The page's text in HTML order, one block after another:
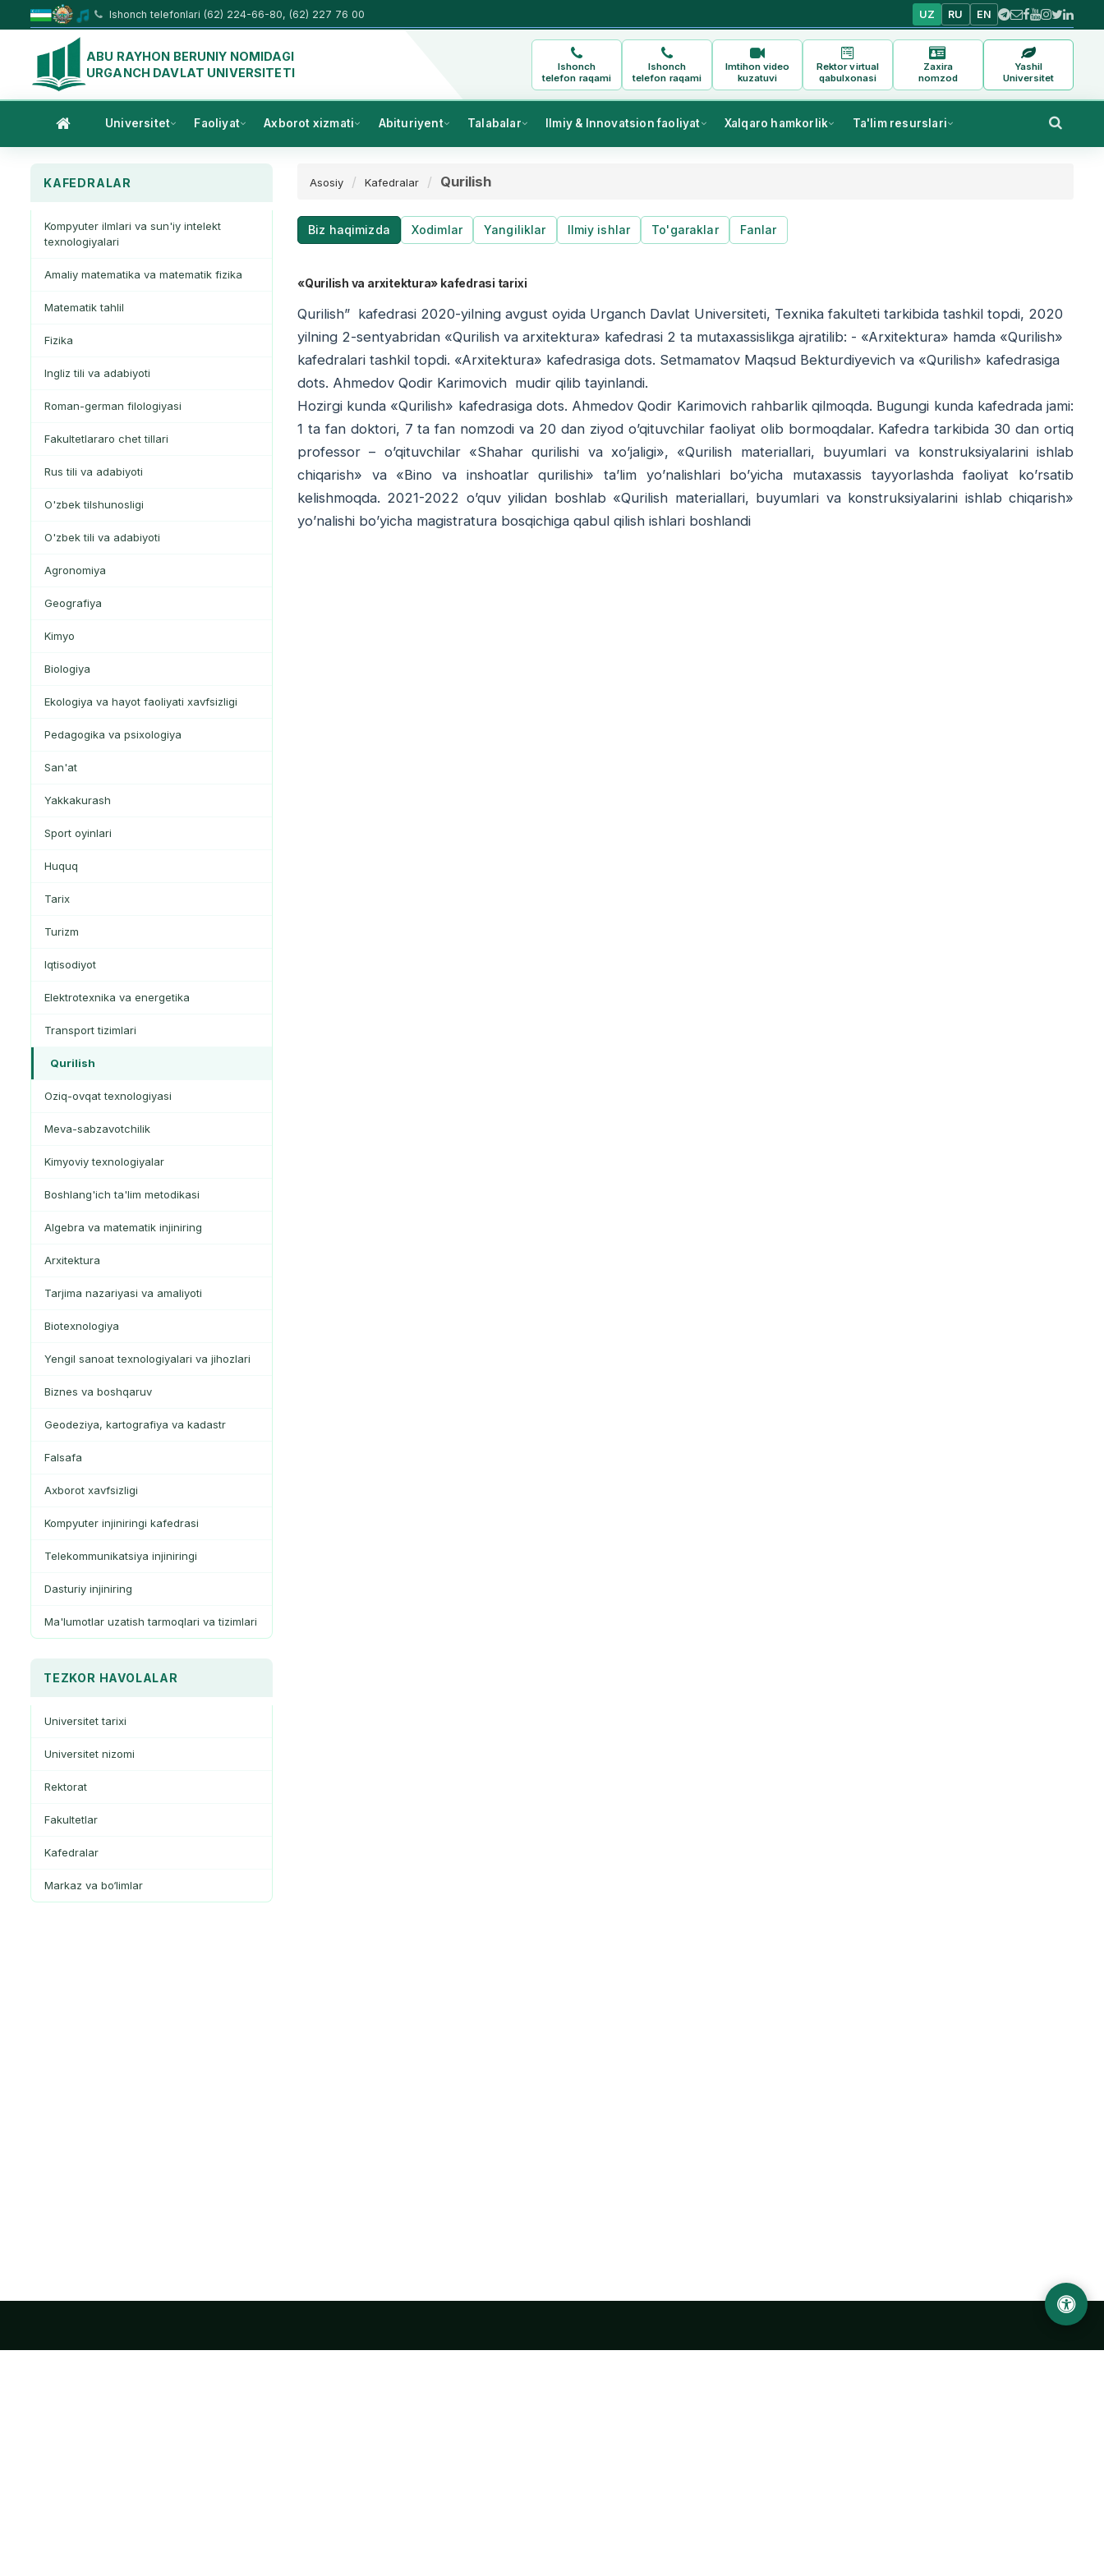
Ishonch telefonlari (62) 224-66-80, (62) 227 76 00 UZ RU EN
ABU RAYHON BERUNIY NOMIDAGI
URGANCH DAVLAT UNIVERSITETI
Ishonch
telefon raqami
Ishonch
telefon raqami
Imtihon video
kuzatuvi
Rektor virtual
qabulxonasi
Zaxira
nomzod
Yashil
Universitet
Universitet Faoliyat Axborot xizmati Abituriyent Talabalar Ilmiy & Innovatsion faoliyat Xalqaro hamkorlik Ta'lim resurslari
KAFEDRALAR
Kompyuter ilmlari va sun'iy intelekt
texnologiyalari
Amaliy matematika va matematik fizika
Matematik tahlil
Fizika
Ingliz tili va adabiyoti
Roman-german filologiyasi
Fakultetlararo chet tillari
Rus tili va adabiyoti
O'zbek tilshunosligi
O'zbek tili va adabiyoti
Agronomiya
Geografiya
Kimyo
Biologiya
Ekologiya va hayot faoliyati xavfsizligi
Pedagogika va psixologiya
San'at
Yakkakurash
Sport oyinlari
Huquq
Tarix
Turizm
Iqtisodiyot
Elektrotexnika va energetika
Transport tizimlari
Qurilish
Oziq-ovqat texnologiyasi
Meva-sabzavotchilik
Kimyoviy texnologiyalar
Boshlang'ich ta'lim metodikasi
Algebra va matematik injiniring
Arxitektura
Tarjima nazariyasi va amaliyoti
Biotexnologiya
Yengil sanoat texnologiyalari va jihozlari
Biznes va boshqaruv
Geodeziya, kartografiya va kadastr
Falsafa
Axborot xavfsizligi
Kompyuter injiniringi kafedrasi
Telekommunikatsiya injiniringi
Dasturiy injiniring
Ma'lumotlar uzatish tarmoqlari va tizimlari
TEZKOR HAVOLALAR
Universitet tarixi
Universitet nizomi
Rektorat
Fakultetlar
Kafedralar
Markaz va bo‘limlar
Asosiy Kafedralar Qurilish
Biz haqimizda Xodimlar Yangiliklar Ilmiy ishlar To'garaklar Fanlar
«Qurilish va arxitektura» kafedrasi tarixi
Qurilish” kafedrasi 2020-yilning avgust oyida Urganch Davlat Universiteti, Texnika fakulteti tarkibida tashkil topdi, 2020
yilning 2-sentyabridan «Qurilish va arxitektura» kafedrasi 2 ta mutaxassislikga ajratilib: - «Arxitektura» hamda «Qurilish»
kafedralari tashkil topdi. «Arxitektura» kafedrasiga dots. Setmamatov Maqsud Bekturdiyevich va «Qurilish» kafedrasiga
dots. Ahmedov Qodir Karimovich mudir qilib tayinlandi.
Hozirgi kunda «Qurilish» kafedrasiga dots. Ahmedov Qodir Karimovich rahbarlik qilmoqda. Bugungi kunda kafedrada jami:
1 ta fan doktori, 7 ta fan nomzodi va 20 dan ziyod o’qituvchilar faoliyat olib bormoqdalar. Kafedra tarkibida 30 dan ortiq
professor – o’qituvchilar «Shahar qurilishi va xo’jaligi», «Qurilish materiallari, buyumlari va konstruksiyalarini ishlab
chiqarish» va «Bino va inshoatlar qurilishi» ta’lim yo’nalishlari bo’yicha mutaxassis tayyorlashda faoliyat ko’rsatib
kelishmoqda. 2021-2022 o’quv yilidan boshlab «Qurilish materiallari, buyumlari va konstruksiyalarini ishlab chiqarish»
yo’nalishi bo’yicha magistratura bosqichiga qabul qilish ishlari boshlandi